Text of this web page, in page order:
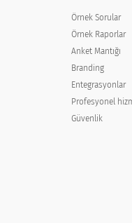
The
Örnek Sorular
Örnek Raporlar
Anket Mantığı
Branding
Entegrasyonlar
Profesyonel
Güvenlik